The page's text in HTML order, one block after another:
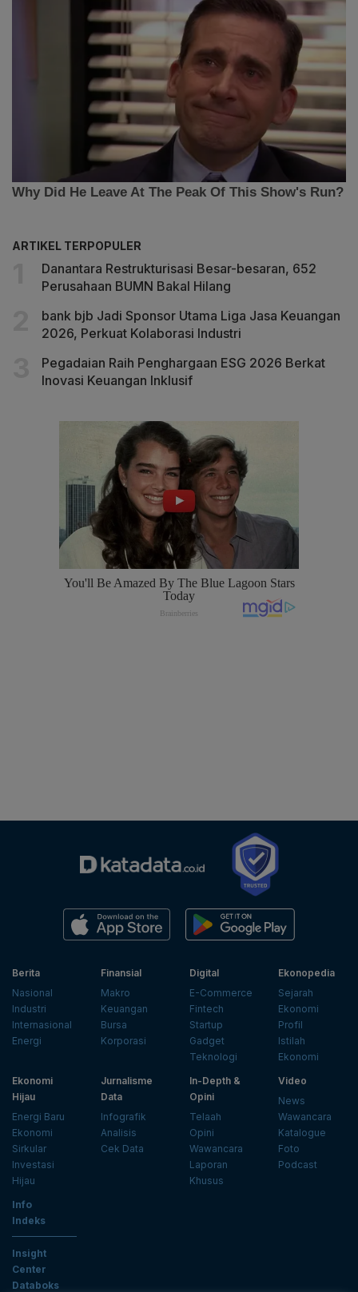
ARTIKEL TERPOPULER
Danantara Restrukturisasi Besar-besaran, 652
Perusahaan BUMN Bakal Hilang
bank bjb Jadi Sponsor Utama Liga Jasa Keuangan
2026, Perkuat Kolaborasi Industri
Pegadaian Raih Penghargaan ESG 2026 Berkat
Inovasi Keuangan Inklusif
Berita
Nasional
Industri
Internasional
Energi
Finansial
Makro
Keuangan
Bursa
Korporasi
Digital
E-Commerce
Fintech
Startup
Gadget
Teknologi
Ekonopedia
Sejarah
Ekonomi
Profil
Istilah
Ekonomi
Ekonomi
Hijau
Energi Baru
Ekonomi
Sirkular
Investasi
Hijau
Jurnalisme
Data
Infografik
Analisis
Cek Data
In-Depth &
Opini
Telaah
Opini
Wawancara
Laporan
Khusus
Video
News
Wawancara
Katalogue
Foto
Podcast
Info
Indeks
Insight
Center
Databoks